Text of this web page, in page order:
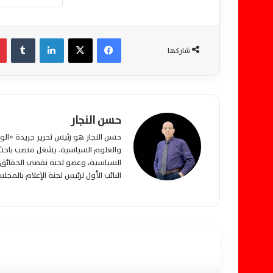
شاركها
فيسبوك ‫X لينكدإن
حسن النجار
حسن النجار هو رئيس تحرير جريدة
والعلوم السياسية. يشغل منصب
السياسية، وعضو لجنة تقصي
النائب الأول لرئيس لجنة الإعلام